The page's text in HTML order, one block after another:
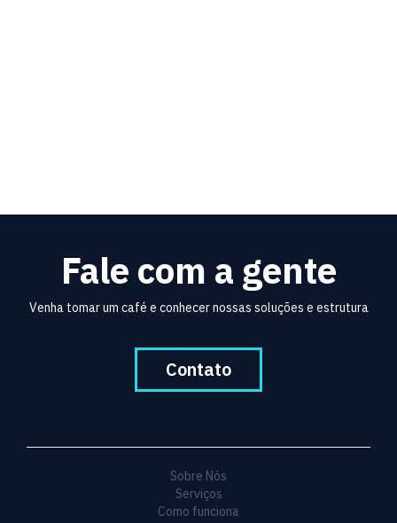
Fale com a gente
Venha tomar um café e conhecer nossas soluções e estrutura
Contato
Sobre Nós
Serviços
Como funciona